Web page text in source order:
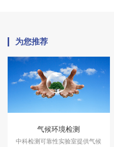
为您推荐
气候环境检测
中科检测可靠性实验室提供气候